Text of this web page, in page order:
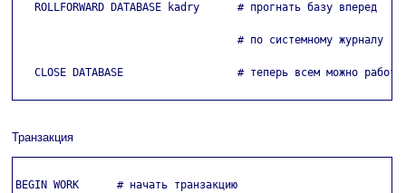
   ROLLFORWARD DATABASE kadry      # прогнать базу вперед
                                   # по системному журналу
CLOSE DATABASE                  # теперь всем можно
Транзакция
BEGIN WORK      # начать транзакцию